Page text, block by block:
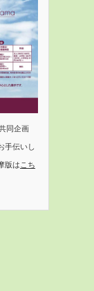
同企画
手伝いし
版は こち